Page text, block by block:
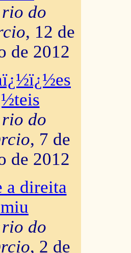
do
, 12 de
de 2012
do
, 7 de
de 2012
a direita
do
, 2 de